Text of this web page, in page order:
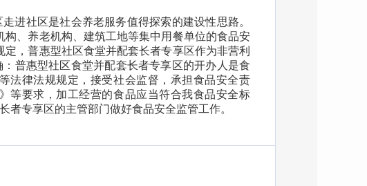
进社区是社会养老服务值得探索的建设性思路。
、养老机构、建筑工地等集中用餐单位的食品安
，普惠型社区食堂并配套长者专享区作为非营利
普惠型社区食堂并配套长者专享区的开办人是食
法律法规规定，接受社会监督，承担食品安全责
等要求，加工经营的食品应当符合我食品安全标
专享区的主管部门做好食品安全监管工作。